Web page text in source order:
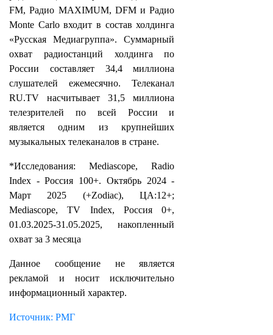
FM, Радио MAXIMUM, DFM и Радио
Monte Carlo входит в состав холдинга
«Русская Медиагруппа». Суммарный
охват радиостанций холдинга по
России составляет 34,4 миллиона
слушателей ежемесячно. Телеканал
RU.TV насчитывает 31,5 миллиона
телезрителей по всей России и
является одним из крупнейших
музыкальных телеканалов в стране.
*Исследования: Mediascope, Radio
Index - Россия 100+. Октябрь 2024 -
Март 2025 (+Zodiac), ЦА:12+;
Mediascope, TV Index, Россия 0+,
01.03.2025-31.05.2025, накопленный
охват за 3 месяца
Данное сообщение не является
рекламой и носит исключительно
информационный характер.
Источник: РМГ